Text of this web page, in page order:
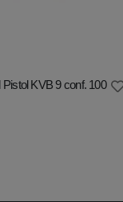
KVB 9 conf. 100